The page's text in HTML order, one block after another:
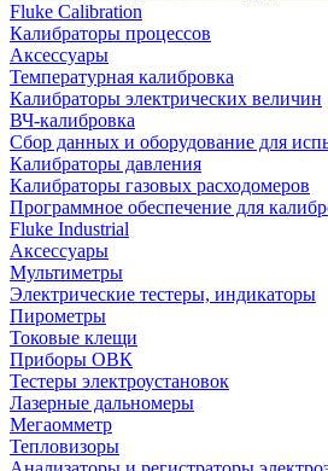
Fluke Calibration
Калибраторы процессов
Аксессуары
Температурная калибровка
Калибраторы электрических величин
ВЧ-калибровка
Сбор данных и оборудование для
Калибраторы давления
Калибраторы газовых расходомеров
Программное обеспечение для
Fluke Industrial
Аксессуары
Мультиметры
Электрические тестеры, индикаторы
Пирометры
Токовые клещи
Приборы ОВК
Тестеры электроустановок
Лазерные дальномеры
Мегаомметр
Тепловизоры